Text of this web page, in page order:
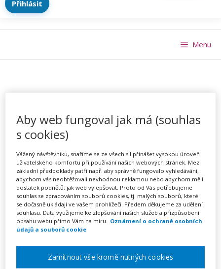
Přihlásit
sportu Univerzity Karlovy
Vzděláváme odborníky v oblasti sportu a
zdravého životního stylu. Měníme svět
Menu
Aby web fungoval jak má (souhlas
s cookies)
Vážený návštěvníku, snažíme se ze všech sil přinášet vysokou úroveň
uživatelského komfortu při používání našich webových stránek. Mezi
základní předpoklady patří např. aby správně fungovalo vyhledávání,
abychom vás neobtěžovali nevhodnou reklamou nebo abychom měli
dostatek podnětů, jak web vylepšovat. Proto od Vás potřebujeme
souhlas se zpracováním souborů cookies, tj. malých souborů, které
se dočasně ukládají ve vašem prohlížeči. Předem děkujeme za udělení
souhlasu. Data využijeme ke zlepšování našich služeb a přizpůsobení
obsahu webu přímo Vám na míru. Oznámení o ochraně osobních
údajů a souborů cookie
Zamítnout vše kromě nutných cookies